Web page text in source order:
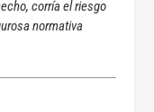
corría el riesgo
normativa